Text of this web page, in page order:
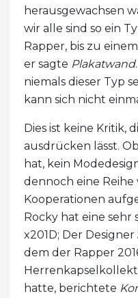
herausgewachsen
wir alle sind so ein
Rapper, bis zu
er sagte Plakatwand
niemals dieser Typ
kann sich nicht
Dies ist keine Kritik,
ausdrücken lässt.
hat, kein
dennoch eine
Kooperationen
Rocky hat eine sehr
x201D; Der
dem der Rapper
hatte, berichtete